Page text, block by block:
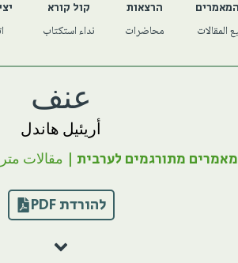
المقالات
הרצאות
محاضرات
קול קורא
نداء استكتاب
عنف
أريئيل هاندل
מאמרים מתורגמים לערבית | مقالات
להורדת PDF